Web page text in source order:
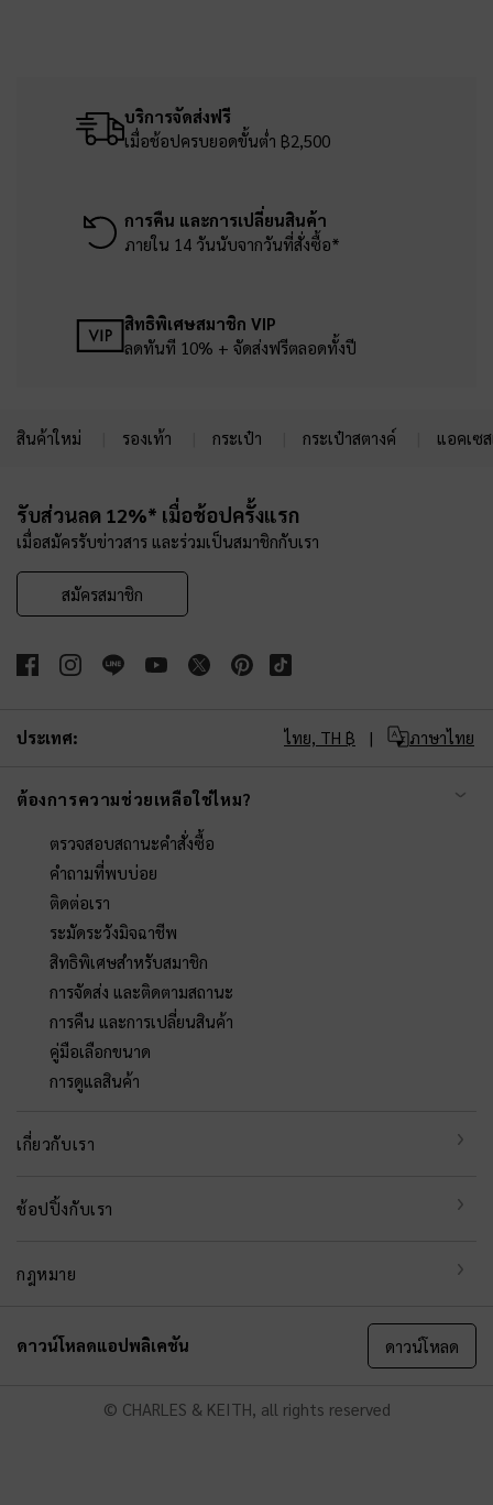
บริการจัดส่งฟรี
เมื่อช้อปครบยอดขั้นต่ำ ฿2,500
การคืน และการเปลี่ยนสินค้า
ภายใน 14 วันนับจากวันที่สั่งซื้อ*
สิทธิพิเศษสมาชิก VIP
ลดทันที 10% + จัดส่งฟรีตลอดทั้งปี
สินค้าใหม่ รองเท้า กระเป๋า กระเป๋าสตางค์ แอคเซ
รับส่วนลด 12%* เมื่อช้อปครั้งแรก
เมื่อสมัครรับข่าวสาร และร่วมเป็นสมาชิกกับเรา
สมัครสมาชิก
ประเทศ: ไทย, TH ฿ ภาษาไทย
ต้องการความช่วยเหลือใช่ไหม?
ตรวจสอบสถานะคำสั่งซื้อ
คำถามที่พบบ่อย
ติดต่อเรา
ระมัดระวังมิจฉาชีพ
สิทธิพิเศษสำหรับสมาชิก
การจัดส่ง และติดตามสถานะ
การคืน และการเปลี่ยนสินค้า
คู่มือเลือกขนาด
การดูแลสินค้า
เกี่ยวกับเรา
ช้อปปิ้งกับเรา
กฎหมาย
ดาวน์โหลดแอปพลิเคชัน ดาวน์โหลด
© CHARLES & KEITH, all rights reserved